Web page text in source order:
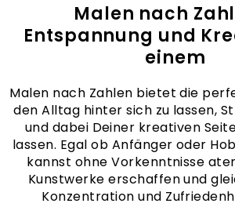
Malen nach
Entspannung und
einem
Malen nach Zahlen bietet die
den Alltag hinter sich zu lassen,
und dabei Deiner kreativen
lassen. Egal ob Anfänger oder
kannst ohne Vorkenntnisse
Kunstwerke erschaffen und
Konzentration und